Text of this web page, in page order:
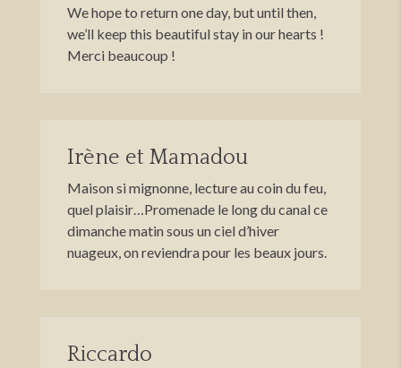
We hope to return one day, but until then,
we’ll keep this beautiful stay in our hearts !
Merci beaucoup !
Irène et Mamadou
Maison si mignonne, lecture au coin du feu,
quel plaisir…Promenade le long du canal ce
dimanche matin sous un ciel d’hiver
nuageux, on reviendra pour les beaux jours.
Riccardo